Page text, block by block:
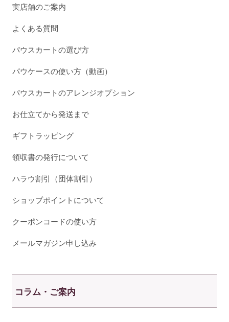
実店舗のご案内
よくある質問
パウスカートの選び方
パウケースの使い方（動画）
パウスカートのアレンジオプション
お仕立てから発送まで
ギフトラッピング
領収書の発行について
ハラウ割引（団体割引）
ショップポイントについて
クーポンコードの使い方
メールマガジン申し込み
コラム・ご案内